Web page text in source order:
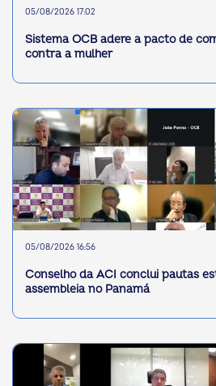
05/08/2026 17:02
Sistema OCB adere a pacto de
contra a mulher
05/08/2026 16:56
Conselho da ACI conclui pautas
assembleia no Panamá